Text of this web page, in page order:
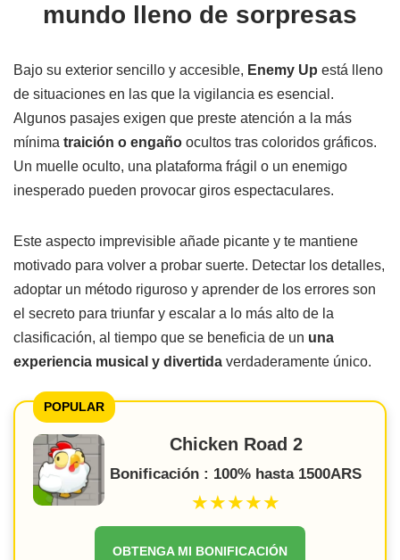
mundo lleno de sorpresas
Bajo su exterior sencillo y accesible, Enemy Up está lleno
de situaciones en las que la vigilancia es esencial.
Algunos pasajes exigen que preste atención a la más
mínima traición o engaño ocultos tras coloridos gráficos.
Un muelle oculto, una plataforma frágil o un enemigo
inesperado pueden provocar giros espectaculares.
Este aspecto imprevisible añade picante y te mantiene
motivado para volver a probar suerte. Detectar los detalles,
adoptar un método riguroso y aprender de los errores son
el secreto para triunfar y escalar a lo más alto de la
clasificación, al tiempo que se beneficia de un una
experiencia musical y divertida verdaderamente único.
POPULAR
Chicken Road 2
Bonificación : 100% hasta 1500ARS
★★★★★
OBTENGA MI BONIFICACIÓN